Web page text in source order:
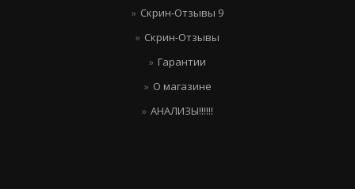
Скрин-Отзывы 9
Скрин-Отзывы
Гарантии
О магазине
АНАЛИЗЫ!!!!!!